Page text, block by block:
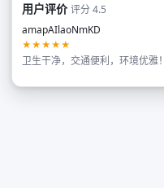
用户评价评分 4.5
amapAIlaoNmKD
★★★★★
卫生干净，交通便利，环境优雅！